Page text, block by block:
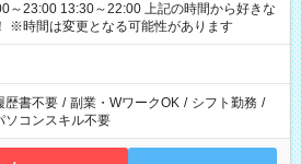
13:30～22:00 上記の時間から好きな
※時間は変更となる可能性があります
歴書不要 / 副業・WワークOK / シフト勤務 /
ソコンスキル不要